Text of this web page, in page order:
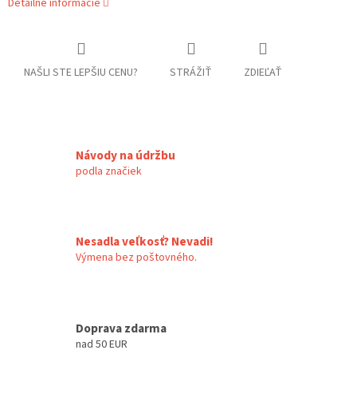
Detailné informácie
NAŠLI STE LEPŠIU CENU? STRÁŽIŤ ZDIEĽAŤ
Návody na údržbu
podla značiek
Nesadla veľkosť? Nevadi!
Výmena bez poštovného.
Doprava zdarma
nad 50 EUR